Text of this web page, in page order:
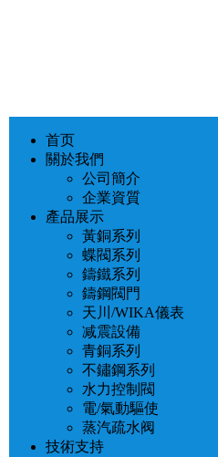
首页
關於我們
公司簡介
企業資質
產品展示
黃銅系列
蝶閥系列
鑄鐵系列
鑄鋼閥門
天川/WIKA儀表
减震設備
青銅系列
不鏽鋼系列
水力控制閥
電/氣動驅使
蒸汽疏水阀
技術支持